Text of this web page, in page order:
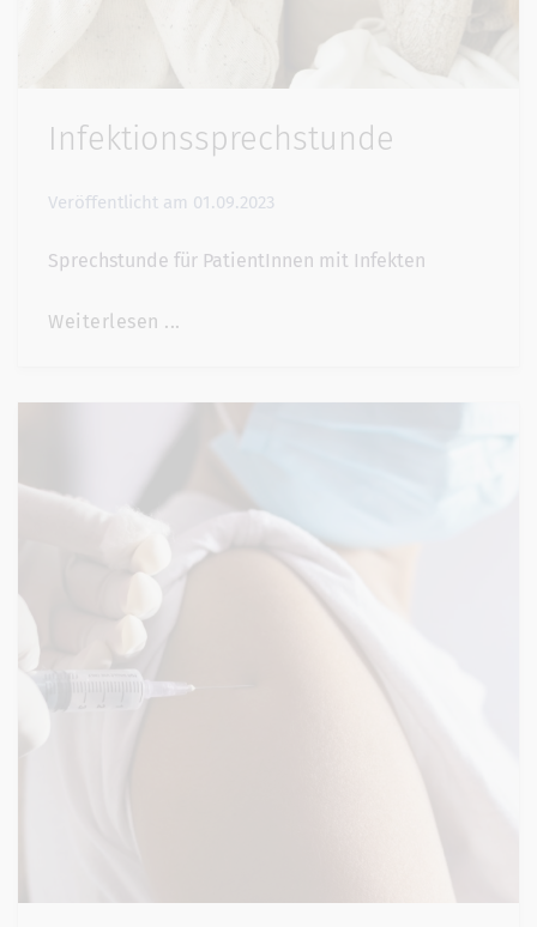
Infektionssprechstunde
Veröffentlicht am 01.09.2023
Sprechstunde für PatientInnen mit Infekten
Weiterlesen ...